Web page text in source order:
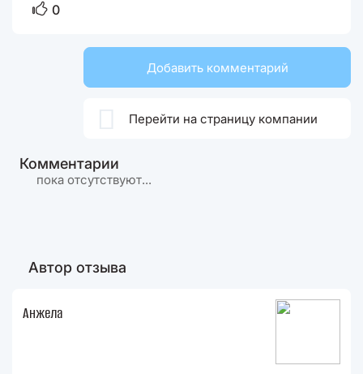
0
Добавить комментарий
Перейти на страницу компании
Комментарии
пока отсутствуют...
Автор отзыва
Анжела